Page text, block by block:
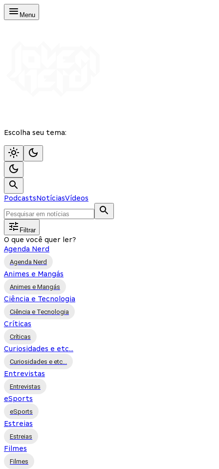
Menu
Escolha seu tema:
PodcastsNotíciasVídeos
Filtrar
O que você quer ler?
Agenda Nerd
Agenda Nerd
Animes e Mangás
Animes e Mangás
Ciência e Tecnologia
Ciência e Tecnologia
Críticas
Críticas
Curiosidades e etc...
Curiosidades e etc...
Entrevistas
Entrevistas
eSports
eSports
Estreias
Estreias
Filmes
Filmes